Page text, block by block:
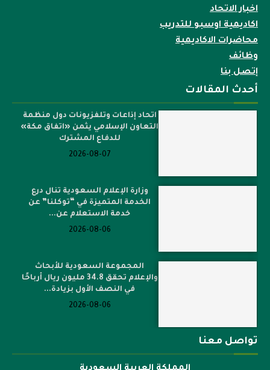
اخبار الاتحاد
اكاديمية اوسبو للتدريب
محاضرات الاكاديمية
وظائف
إتصل بنا
أحدث المقالات
اتحاد إذاعات وتلفزيونات دول منظمة
التعاون الإسلامي يثمن «اتفاق مكة»
للدفاع المشترك
2026-08-07
وزارة الإعلام السعودية تنال درع
الخدمة المتميزة في “توكلنا” عن
خدمة الاستعلام عن...
2026-08-06
المجموعة السعودية للأبحاث
والإعلام تحقق 34.8 مليون ريال أرباحًا
في النصف الأول بزيادة...
2026-08-06
تواصل معنا